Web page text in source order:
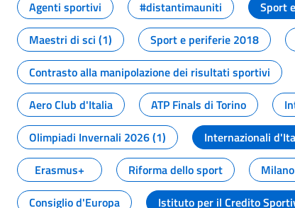
Agenti sportivi
#distantimauniti Sport
Maestri di sci (1)
Sport e periferie 2018
Contrasto alla manipolazione dei risultati sportivi
Aero Club d'Italia
ATP Finals di Torino
Olimpiadi Invernali 2026 (1)
Internazionali
Erasmus+
Riforma dello sport
Consiglio d'Europa
Istituto per il Credito